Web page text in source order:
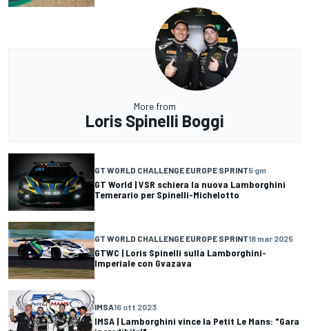
More from
Loris Spinelli Boggi
GT WORLD CHALLENGE EUROPE SPRINT5 gm
GT World | VSR schiera la nuova Lamborghini
Temerario per Spinelli-Michelotto
GT WORLD CHALLENGE EUROPE SPRINT18 mar 2025
GTWC | Loris Spinelli sulla Lamborghini-
Imperiale con Gvazava
IMSA16 ott 2023
IMSA | Lamborghini vince la Petit Le Mans: "Gara